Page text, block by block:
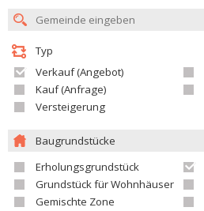
Typ
Verkauf (Angebot)
Kauf (Anfrage)
Versteigerung
Baugrundstücke
Erholungsgrundstück
Grundstück für Wohnhäuser
Gemischte Zone